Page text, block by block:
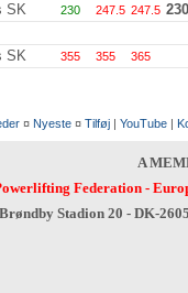
SK 230 247.5 247.5 230
SK 355 355 365
¤ Nyeste ¤ Tilføj | YouTube |
A
Federation-
Stadion 20 - DK-